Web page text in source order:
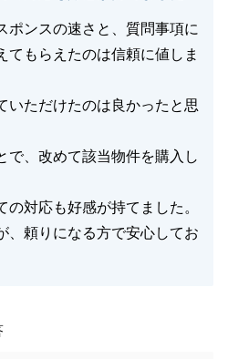
閉じる
ポンスの速さと、質問事項に
てもらえたのは信頼に値しま
いただけたのは良かったと思
で、改めて該当物件を購入し
対応も好感が持てました。
、頼りになる方で安心してお